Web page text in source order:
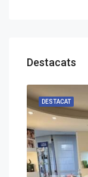
Destacats
DESTACAT